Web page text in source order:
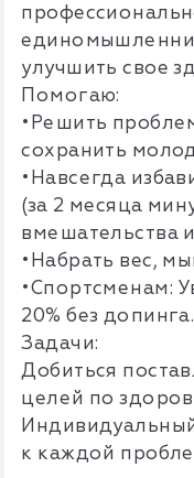
улучшить свое
Помогаю:
•Решить
сохранить
•Навсегда
(за 2 месяца
вмешательства
•Набрать вес,
•Спортсменам:
20% без допинга.
Задачи:
Добиться
целей по
к каждой